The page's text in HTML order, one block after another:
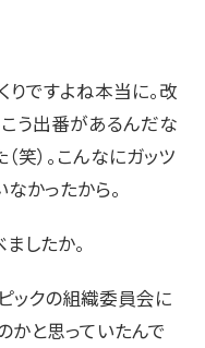
りですよね本当に。改
う出番があるんだな
笑）。こんなにガッツ
かったから。
したか。
ックの組織委員会に
かと思っていたんで